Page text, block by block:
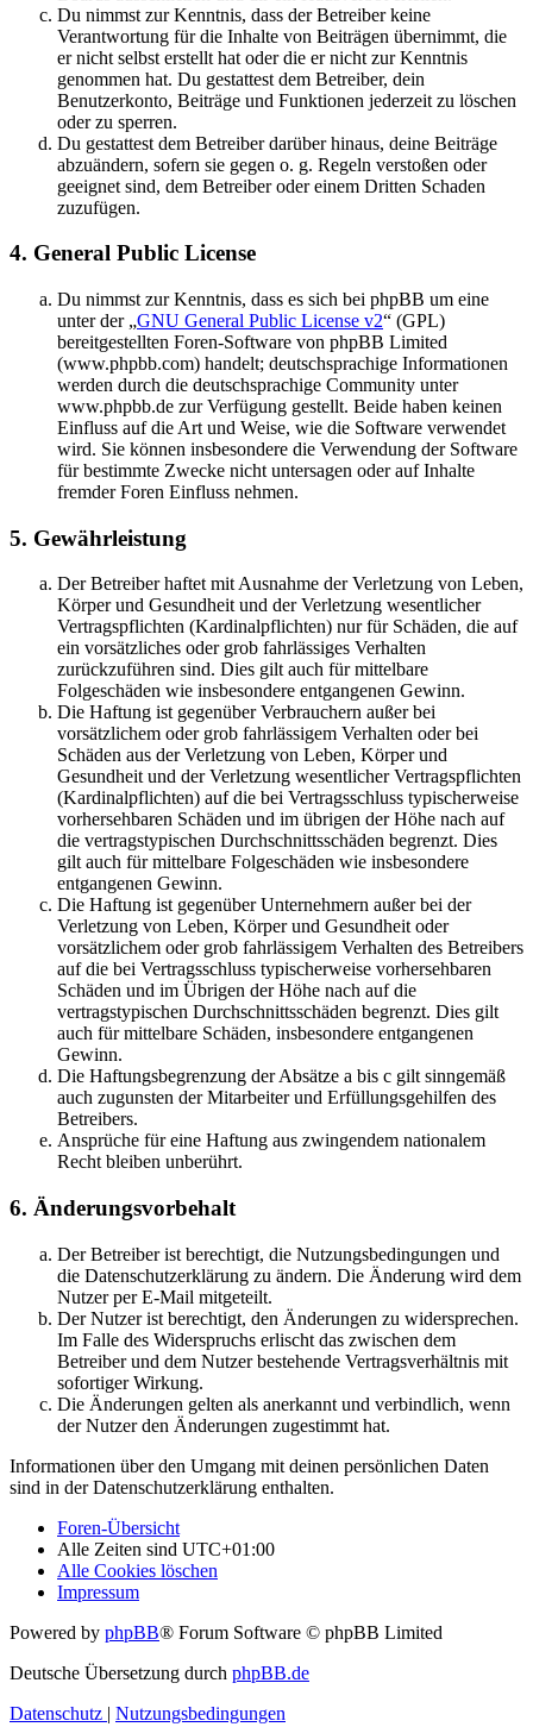
Du nimmst zur Kenntnis, dass der Betreiber keine
Verantwortung für die Inhalte von Beiträgen übernimmt, die
er nicht selbst erstellt hat oder die er nicht zur Kenntnis
genommen hat. Du gestattest dem Betreiber, dein
Benutzerkonto, Beiträge und Funktionen jederzeit zu löschen
oder zu sperren.
Du gestattest dem Betreiber darüber hinaus, deine Beiträge
abzuändern, sofern sie gegen o. g. Regeln verstoßen oder
geeignet sind, dem Betreiber oder einem Dritten Schaden
zuzufügen.
4. General Public License
Du nimmst zur Kenntnis, dass es sich bei phpBB um eine
unter der „GNU General Public License v2“ (GPL)
bereitgestellten Foren-Software von phpBB Limited
(www.phpbb.com) handelt; deutschsprachige Informationen
werden durch die deutschsprachige Community unter
www.phpbb.de zur Verfügung gestellt. Beide haben keinen
Einfluss auf die Art und Weise, wie die Software verwendet
wird. Sie können insbesondere die Verwendung der Software
für bestimmte Zwecke nicht untersagen oder auf Inhalte
fremder Foren Einfluss nehmen.
5. Gewährleistung
Der Betreiber haftet mit Ausnahme der Verletzung von Leben,
Körper und Gesundheit und der Verletzung wesentlicher
Vertragspflichten (Kardinalpflichten) nur für Schäden, die auf
ein vorsätzliches oder grob fahrlässiges Verhalten
zurückzuführen sind. Dies gilt auch für mittelbare
Folgeschäden wie insbesondere entgangenen Gewinn.
Die Haftung ist gegenüber Verbrauchern außer bei
vorsätzlichem oder grob fahrlässigem Verhalten oder bei
Schäden aus der Verletzung von Leben, Körper und
Gesundheit und der Verletzung wesentlicher Vertragspflichten
(Kardinalpflichten) auf die bei Vertragsschluss typischerweise
vorhersehbaren Schäden und im übrigen der Höhe nach auf
die vertragstypischen Durchschnittsschäden begrenzt. Dies
gilt auch für mittelbare Folgeschäden wie insbesondere
entgangenen Gewinn.
Die Haftung ist gegenüber Unternehmern außer bei der
Verletzung von Leben, Körper und Gesundheit oder
vorsätzlichem oder grob fahrlässigem Verhalten des Betreibers
auf die bei Vertragsschluss typischerweise vorhersehbaren
Schäden und im Übrigen der Höhe nach auf die
vertragstypischen Durchschnittsschäden begrenzt. Dies gilt
auch für mittelbare Schäden, insbesondere entgangenen
Gewinn.
Die Haftungsbegrenzung der Absätze a bis c gilt sinngemäß
auch zugunsten der Mitarbeiter und Erfüllungsgehilfen des
Betreibers.
Ansprüche für eine Haftung aus zwingendem nationalem
Recht bleiben unberührt.
6. Änderungsvorbehalt
Der Betreiber ist berechtigt, die Nutzungsbedingungen und
die Datenschutzerklärung zu ändern. Die Änderung wird dem
Nutzer per E-Mail mitgeteilt.
Der Nutzer ist berechtigt, den Änderungen zu widersprechen.
Im Falle des Widerspruchs erlischt das zwischen dem
Betreiber und dem Nutzer bestehende Vertragsverhältnis mit
sofortiger Wirkung.
Die Änderungen gelten als anerkannt und verbindlich, wenn
der Nutzer den Änderungen zugestimmt hat.
Informationen über den Umgang mit deinen persönlichen Daten
sind in der Datenschutzerklärung enthalten.
Foren-Übersicht
Alle Zeiten sind UTC+01:00
Alle Cookies löschen
Impressum
Powered by phpBB® Forum Software © phpBB Limited
Deutsche Übersetzung durch phpBB.de
Datenschutz | Nutzungsbedingungen